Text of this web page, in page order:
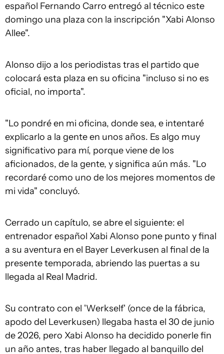
español Fernando Carro entregó al técnico este
domingo una plaza con la inscripción "Xabi Alonso
Allee".
Alonso dijo a los periodistas tras el partido que
colocará esta plaza en su oficina "incluso si no es
oficial, no importa".
"Lo pondré en mi oficina, donde sea, e intentaré
explicarlo a la gente en unos años. Es algo muy
significativo para mí, porque viene de los
aficionados, de la gente, y significa aún más. "Lo
recordaré como uno de los mejores momentos de
mi vida" concluyó.
Cerrado un capítulo, se abre el siguiente: el
entrenador español Xabi Alonso pone punto y final
a su aventura en el Bayer Leverkusen al final de la
presente temporada, abriendo las puertas a su
llegada al Real Madrid.
Su contrato con el 'Werkself' (once de la fábrica,
apodo del Leverkusen) llegaba hasta el 30 de junio
de 2026, pero Xabi Alonso ha decidido ponerle fin
un año antes, tras haber llegado al banquillo del